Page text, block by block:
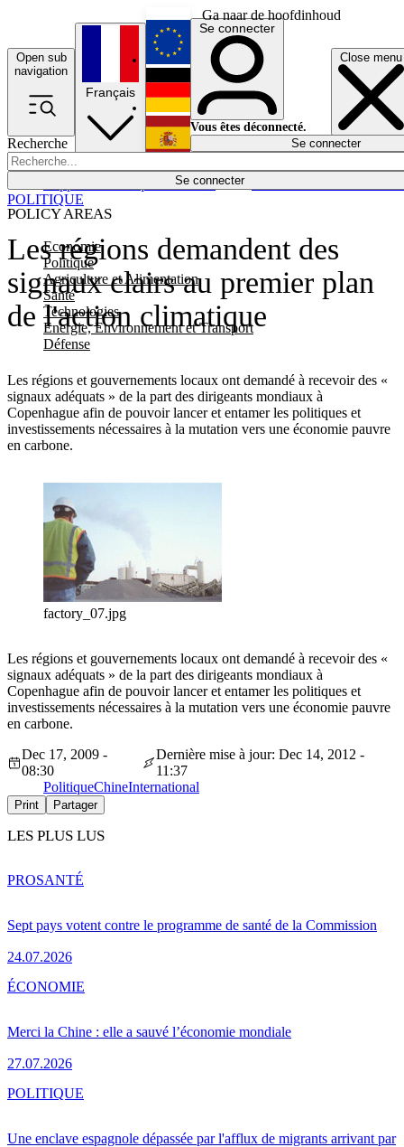
Ga naar de hoofdinhoud
Open sub
navigation
Close menu
Recherche
Se connecter
POLICY AREAS
Economie
Politique
Agriculture et Alimentation
Santé
Technologies
Energie, Environnement et Transport
Défense
Économie
Français
English
Deutsch
Español
Se connecter
Vous êtes déconnecté.
Se connecter
Les régions demandent des
signaux clairs au premier plan
de l'action climatique
Les régions et gouvernements locaux ont demandé à recevoir des «
signaux adéquats » de la part des dirigeants mondiaux à
Copenhague afin de pouvoir lancer et entamer les politiques et
investissements nécessaires à la mutation vers une économie pauvre
en carbone.
POLITIQUE
factory_07.jpg
Les régions et gouvernements locaux ont demandé à recevoir des «
signaux adéquats » de la part des dirigeants mondiaux à
Copenhague afin de pouvoir lancer et entamer les politiques et
investissements nécessaires à la mutation vers une économie pauvre
en carbone.
Dec 17, 2009 -
08:30
Dernière mise à jour: Dec 14, 2012 -
11:37
PolitiqueChineInternational
Print Partager
LES PLUS LUS
Sept pays votent contre le programme de santé de la Commission
24.07.2026
PROSANTÉ
Merci la Chine : elle a sauvé l’économie mondiale
27.07.2026
ÉCONOMIE
Une enclave espagnole dépassée par l'afflux de migrants arrivant par
POLITIQUE